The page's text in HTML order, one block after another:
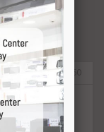
75060